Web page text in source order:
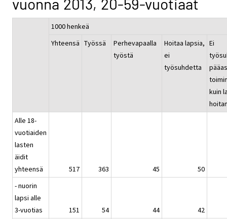
1000 henkeä
Yhteensä Työssä
Perhevapaalla
työstä
Hoitaa lapsia,
ei
työsuhdetta
Ei
kuin
Alle 18-
vuotiaiden
lasten
äidit
yhteensä
517 363 45
50
- nuorin
lapsi alle
3-vuotias
151 54 44
42